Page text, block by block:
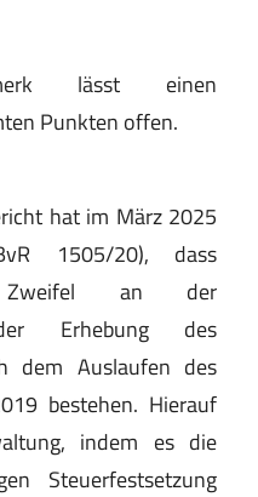
lässt einen
Punkten offen.
hat im März 2025
1505/20), dass
Zweifel an der
der Erhebung des
dem Auslaufen des
bestehen. Hierauf
indem es die
Steuerfestsetzung